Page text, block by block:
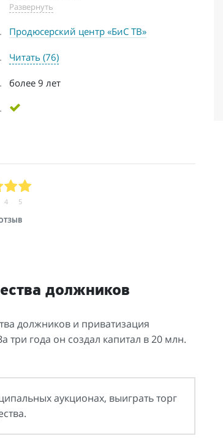
Развернуть
Продюсерский центр «БиС ТВ»
Читать (76)
более 9 лет
4 5
должников
должников и приватизация
года он создал капитал в 20 млн.
аукционах, выиграть торг